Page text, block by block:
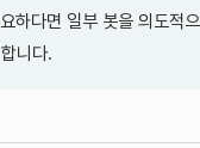
하다면 일부 봇을 의도적
니다.